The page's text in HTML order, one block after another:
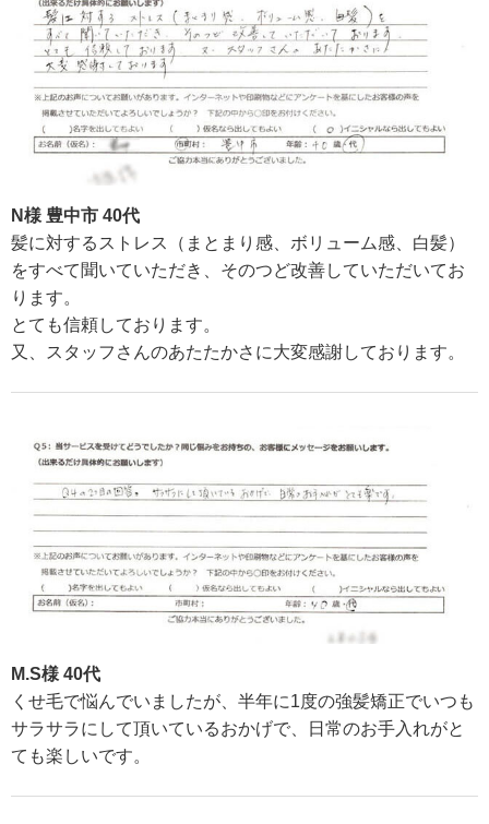
N様 豊中市 40代
髪に対するストレス（まとまり感、ボリューム感、白髪）
をすべて聞いていただき、そのつど改善していただいてお
ります。
とても信頼しております。
又、スタッフさんのあたたかさに大変感謝しております。
M.S様 40代
くせ毛で悩んでいましたが、半年に1度の強髪矯正でいつも
サラサラにして頂いているおかげで、日常のお手入れがと
ても楽しいです。